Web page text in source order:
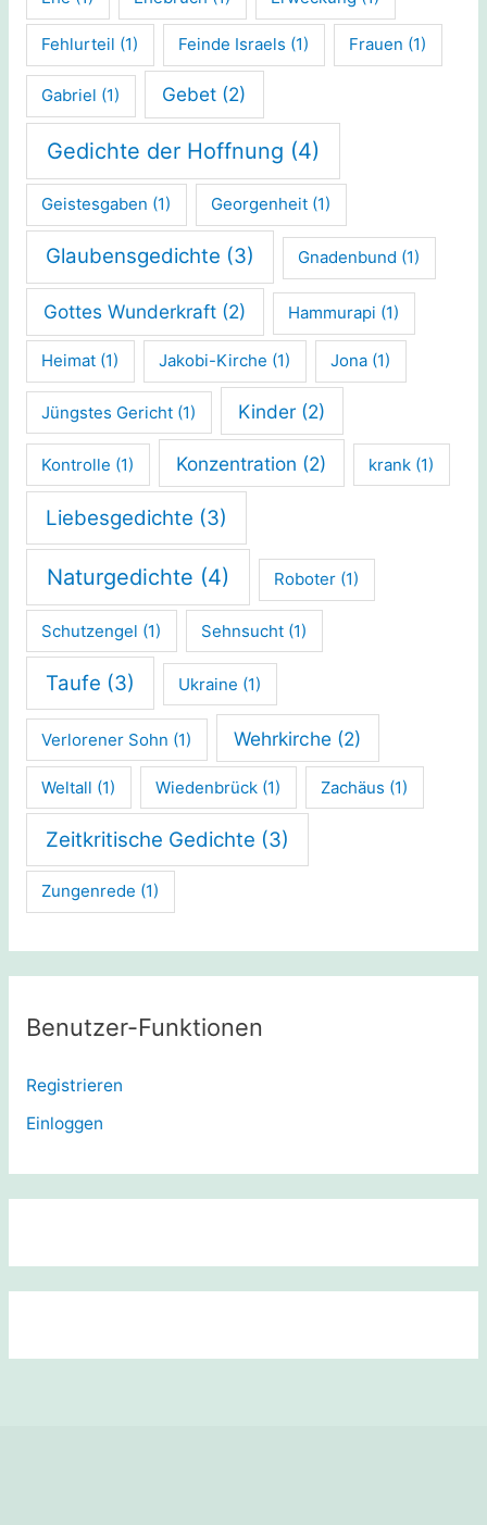
Fehlurteil (1) Feinde Israels (1) Frauen (1)
Gabriel (1) Gebet (2)
Gedichte der Hoffnung (4)
Geistesgaben (1) Georgenheit (1)
Glaubensgedichte (3) Gnadenbund (1)
Gottes Wunderkraft (2) Hammurapi (1)
Heimat (1) Jakobi-Kirche (1) Jona (1)
Jüngstes Gericht (1) Kinder (2)
Kontrolle (1) Konzentration (2) krank (1)
Liebesgedichte (3)
Naturgedichte (4) Roboter (1)
Schutzengel (1) Sehnsucht (1)
Taufe (3) Ukraine (1)
Verlorener Sohn (1) Wehrkirche (2)
Weltall (1) Wiedenbrück (1) Zachäus (1)
Zeitkritische Gedichte (3)
Zungenrede (1)
Benutzer-Funktionen
Registrieren
Einloggen